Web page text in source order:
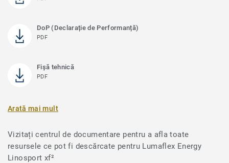
DoP (Declarație de Performanță)
PDF
Fișă tehnică
PDF
Arată mai mult
Vizitați centrul de documentare pentru a afla toate
resursele ce pot fi descărcate pentru Lumaflex Energy
Linosport xf²